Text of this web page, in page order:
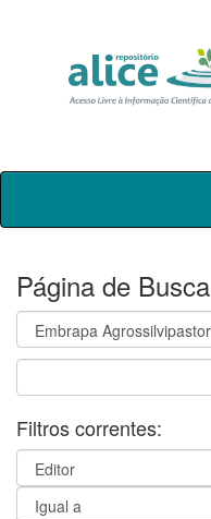
Skip
Página de Busca
Filtros correntes: